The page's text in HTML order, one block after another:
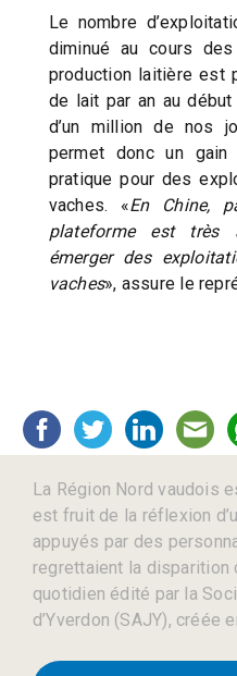
Le nombre
diminué au cours
production laitière est
de lait par an au
d’un million de nos
permet donc un gain
pratique pour des
vaches. «En Chine,
plateforme est très
émerger des
vaches», assure le
La Région Nord vaudois
est fruit de la réflexion
appuyés par des
regrettaient la disparition
quotidien édité par la
d’Yverdon (SAJY), créée